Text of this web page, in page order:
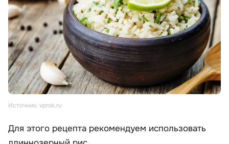
Источник: vprok.ru
Для этого рецепта рекомендуем использовать